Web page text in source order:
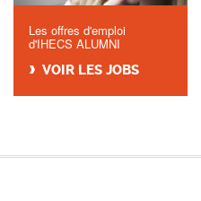
Les offres d'emploi
d'IHECS ALUMNI
VOIR LES JOBS